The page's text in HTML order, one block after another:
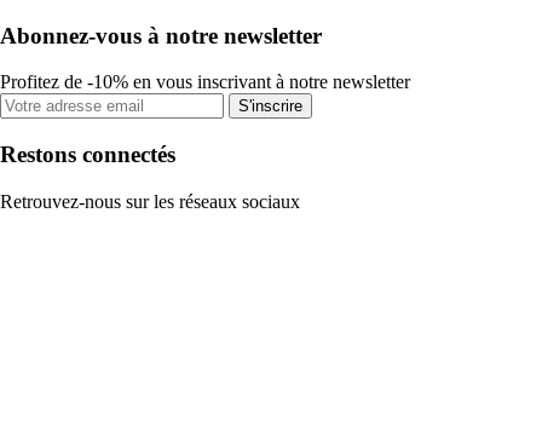
Abonnez-vous à notre newsletter
Profitez de -10% en vous inscrivant à notre newsletter
S'inscrire
Restons connectés
Retrouvez-nous sur les réseaux sociaux